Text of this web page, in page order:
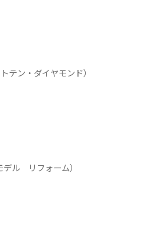
テン・ダイヤモンド）
デル リフォーム）